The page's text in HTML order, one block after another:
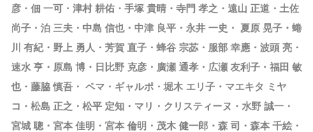
彦・佃 一可・津村 耕佑・手塚 貴晴・寺門 孝之・遠山 正道・土佐
尚子・泊 三夫・中島 信也・中津 良平・永井 一史・ 夏原 晃子・蜷
川 有紀・野上 勇人・芳賀 直子・蜂谷 宗苾・服部 幸應・波頭 亮・
速水 亨・原島 博・日比野 克彦・廣瀬 通孝・広瀬 友利子・福田 敏
也・藤脇 慎吾・ ペマ・ギャルポ・堀木 エリ子・マエキタ ミヤ
コ・松島 正之・松平 定知・マリ・クリスティーヌ・水野 誠一・
宮城 聰・宮本 佳明・宮本 倫明・茂木 健一郎・森 司・森本 千絵・